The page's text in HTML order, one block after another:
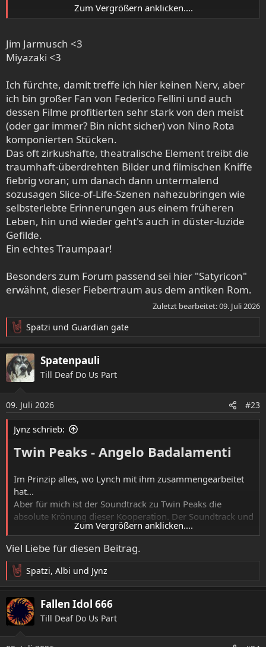
Jim Jarmusch hat oft ein Händchen für passende Musik zu
Dog". Brillanter Film, unfassbar geiler, urbaner Hip Hop-
Soundtrack von u.a. RZA und Wu-Tang Clan, zu dem Forest
sein Training auf dem Hausdach absolviert.
Desweiteren fand ich die Musik von "Only Lovers left
Alive" fantastisch und perfekt zum hypnotischen
Bilderreigen passend. Mal noisy und psychedelisch und
mal wieder minimalistisch experimentell, nicht selten mit
einem Hauch von Doom, bis es in der Performance von
Yasmine Hamdan quasi einen fulminanten Schlusspunkt
gibt.
In seinen zwischen folkig gestimmten Orchesterparts und
Gypsy-Jazz pendelnden Stücken, finde ich den Soundtrack
zu "Chocolat" ebenso unfassbar stimmig und zum Film
passend.
Und ich glaube, dass man eigentlich nicht viel Worte zu
Amelie" sagen muss.
Joe Hisaishi veredelt jeden Miyazaki-Film mit seiner Musik.
Mein persönlicher Favorit dieser Teamarbeit ist "Prinzessin
Mononoke". Da ist punktgenau alles von minimalistisch
über whimsy bis zu Epik in Formvollendung dabei.
Zum Vergrößern anklicken....
Jim Jarmusch <3
Miyazaki <3
Ich fürchte, damit treffe ich hier keinen Nerv, aber
ich bin großer Fan von Federico Fellini und auch
dessen Filme profitierten sehr stark von den meist
(oder gar immer? Bin nicht sicher) von Nino Rota
komponierten Stücken.
Das oft zirkushafte, theatralische Element treibt die
traumhaft-überdrehten Bilder und filmischen Kniffe
fiebrig voran; um danach dann untermalend
sozusagen Slice-of-Life-Szenen nahezubringen wie
selbsterlebte Erinnerungen aus einem früheren
Leben, hin und wieder geht's auch in düster-luzide
Gefilde.
Ein echtes Traumpaar!
Besonders zum Forum passend sei hier "Satyricon"
erwähnt, dieser Fiebertraum aus dem antiken Rom.
Zuletzt bearbeitet:09. Juli 2026
R
e
a
k
t
n
e
n
Spatzi und Guardian gate
Spatenpauli
Till Deaf Do Us Part
09. Juli 2026 #23
Jynz schrieb:
Twin Peaks - Angelo Badalamenti
Im Prinzip alles, wo Lynch mit ihm zusammengearbeitet
hat...
Aber für mich ist der Soundtrack zu Twin Peaks die
absolute Krönung dieser Kooperation. Der Soundtrack und
der dazugehörige Vorspann sind einfach atmosphärisch
Zum Vergrößern anklicken....
Viel Liebe für diesen Beitrag.
R
e
a
k
t
Spatzi, Albi und Jynz
Fallen Idol 666
Till Deaf Do Us Part